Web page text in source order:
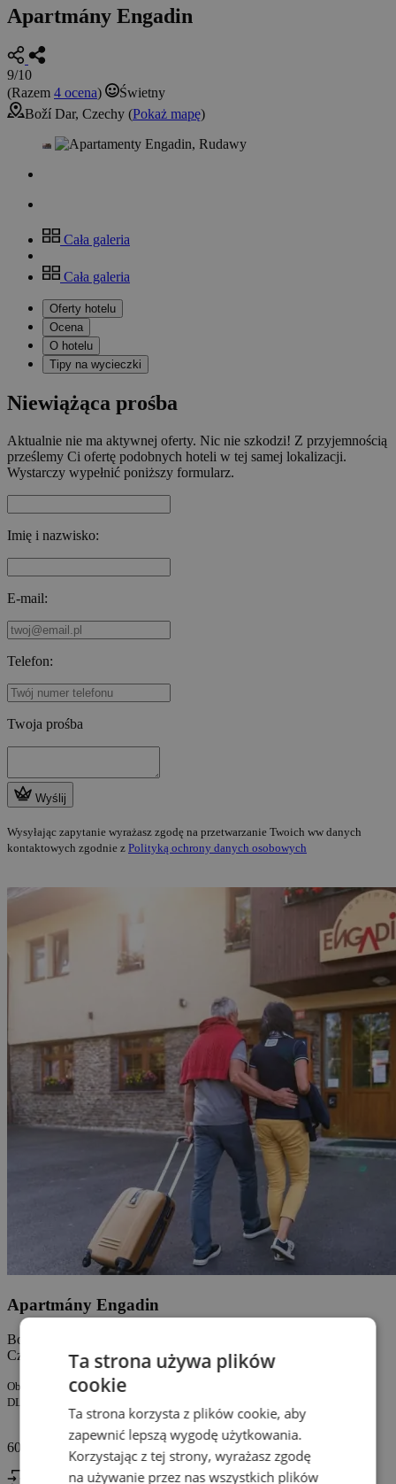
Apartmány Engadin
9/10
(Razem 4 ocena)
Świetny
Boží Dar, Czechy (Pokaż mapę)
Cała galeria
Cała galeria
Oferty hotelu
Ocena
O hotelu
Tipy na wycieczki
Niewiążąca prośba
Aktualnie nie ma aktywnej oferty. Nic nie szkodzi! Z przyjemnością
prześlemy Ci ofertę podobnych hoteli w tej samej lokalizacji.
Wystarczy wypełnić poniższy formularz.
Imię i nazwisko:
E-mail:
Telefon:
Twoja prośba
Wyślij
Wysyłając zapytanie wyrażasz zgodę na przetwarzanie Twoich ww danych
kontaktowych zgodnie z Polityką ochrony danych osobowych
Apartmány Engadin
Boží Dar 207, Boží Dar
Czechy
Obsługiwany przez firmę:
DLS Engadin s.r.o. PESEL: 09362053
605 291 519
Ta strona używa plików
cookie
Ta strona korzysta z plików cookie, aby
zapewnić lepszą wygodę użytkowania.
Korzystając z tej strony, wyrażasz zgodę
na używanie przez nas wszystkich plików